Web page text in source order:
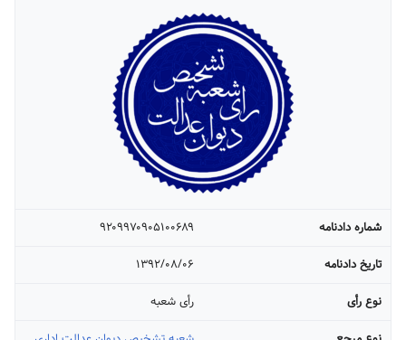
شماره دادنامه
۹۲۰۹۹۷۰۹۰۵۱۰۰۶۸۹
تاریخ دادنامه
۱۳۹۲/۰۸/۰۶
نوع رأی
رأی شعبه